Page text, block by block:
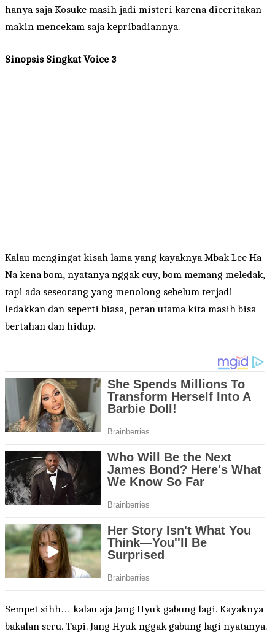
hanya saja Kosuke masih jadi misteri karena diceritakan
makin mencekam saja kepribadiannya.
Sinopsis Singkat Voice 3
Kalau mengingat kisah lama yang kayaknya Mbak Lee Ha
Na kena bom, nyatanya nggak cuy, bom memang meledak,
tapi ada seseorang yang menolong sebelum terjadi
ledakkan dan seperti biasa, peran utama kita masih bisa
bertahan dan hidup.
Sempet sihh… kalau aja Jang Hyuk gabung lagi. Kayaknya
bakalan seru. Tapi. Jang Hyuk nggak gabung lagi nyatanya.